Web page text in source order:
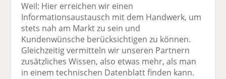
Weil: Hier erreichen wir einen
Informationsaustausch mit dem Handwerk, um
stets nah am Markt zu sein und
Kundenwünsche berücksichtigen zu können.
Gleichzeitig vermitteln wir unseren Partnern
zusätzliches Wissen, also etwas mehr, als man
in einem technischen Datenblatt finden kann.